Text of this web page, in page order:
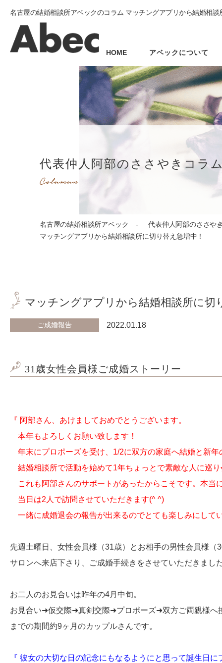
名古屋の結婚相談所アベックのコラム マッチングアプリから結婚相談
HOME アベックについて
代表仲人阿部のささやきコラ
名古屋の結婚相談所アベック
代表仲人阿部のささや
マッチングアプリから結婚相談所に切り替え急増中！
マッチングアプリから結婚相談所に切
ご成婚報告 2022.01.18
31歳女性会員様ご成婚ストーリー
『 阿部さん、あけましておめでとうございます。
本年もよろしくお願い致します！
年末にプロポーズを受け、1/2に双方の家庭へ結婚と新年
結婚相談所で活動を始めて1年ちょっとで素敵な人に巡
これも阿部さんのサポートがあったからこそです。本当
当日は2人で訪問させていただきます(^ ^)
一緒に成婚退会の報告が出来るのでとても楽しみにし
先週土曜日、女性会員様（31歳）とお相手の男性会員様（
サロンへ来店下さり、ご成婚手続きをさせていただきま
お二人のお見合いは昨年の4月中旬。
お見合い➜仮交際➜真剣交際➜プロポーズ➜双方ご両親様へ
までの期間約9ヶ月のカップルさんです。
『 彼女の大切な日の記念にもなるようにと思って誕生日